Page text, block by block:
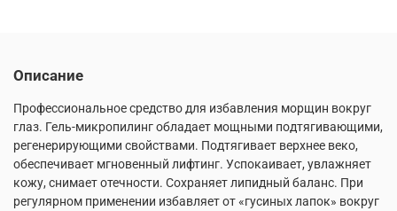
Описание
Профессиональное средство для избавления морщин вокруг
глаз. Гель-микропилинг обладает мощными подтягивающими,
регенерирующими свойствами. Подтягивает верхнее веко,
обеспечивает мгновенный лифтинг. Успокаивает, увлажняет
кожу, снимает отечности. Сохраняет липидный баланс. При
регулярном применении избавляет от «гусиных лапок» вокруг